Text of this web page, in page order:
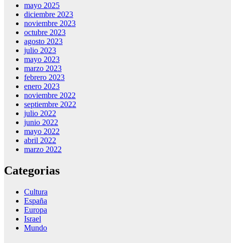
mayo 2025
diciembre 2023
noviembre 2023
octubre 2023
agosto 2023
julio 2023
mayo 2023
marzo 2023
febrero 2023
enero 2023
noviembre 2022
septiembre 2022
julio 2022
junio 2022
mayo 2022
abril 2022
marzo 2022
Categorias
Cultura
España
Europa
Israel
Mundo